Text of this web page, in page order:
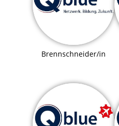
Brennschneider/in